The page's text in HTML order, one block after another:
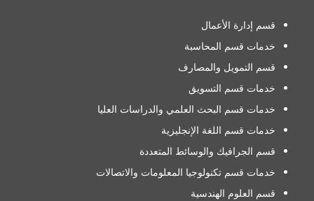
قسم إدارة الأعمال
خدمات قسم المحاسبة
قسم التمويل والمصارف
خدمات قسم التسويق
خدمات قسم البحث العلمي والدراسات العليا
خدمات قسم اللغة الإنجليزية
قسم الجرافيك والوسائط المتعددة
خدمات قسم تكنولوجيا المعلومات والاتصالات
قسم العلوم الهندسية